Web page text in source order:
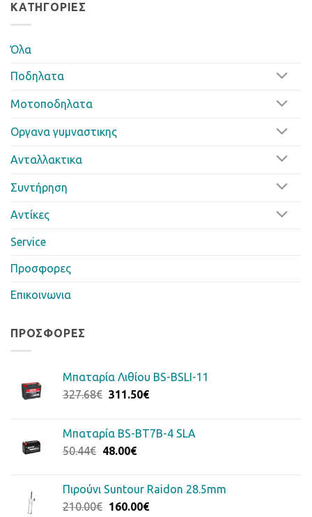
ΚΑΤΗΓΟΡΊΕΣ
Όλα
Ποδηλατα
Μοτοποδηλατα
Οργανα γυμναστικης
Ανταλλακτικα
Συντήρηση
Αντίκες
Service
Προσφορες
Επικοινωνια
ΠΡΟΣΦΟΡΈΣ
Μπαταρία Λιθίου BS-BSLI-11
327.68€ Original
327.68€.
311.50€Η
είναι:
Μπαταρία BS-BT7B-4 SLA
50.44€ Original
50.44€.
48.00€Η
είναι:
48.00€.
Πιρούνι Suntour Raidon 28.5mm
210.00€ Original
160.00€Η